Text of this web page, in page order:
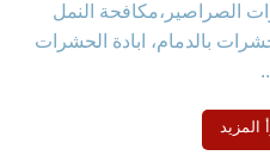
النمل
بالدمام، ابادة الحشرات
المزيد